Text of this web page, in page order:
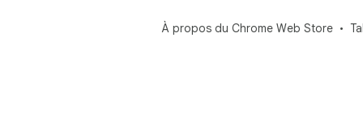
À propos du Chrome Web Store